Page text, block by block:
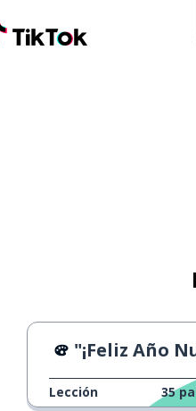
"¡Feliz Año Nuevo!" en
Lección 35